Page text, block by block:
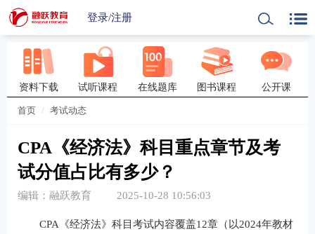
登录/注册
资料下载 试听课程 在线题库 图书课程 公开课
首页 考试动态
CPA《经济法》科目重点章节及考
试分值占比有多少？
编辑：融跃教育 2025-10-28 10:56:03
CPA《经济法》科目考试内容覆盖12章（以2024年教材